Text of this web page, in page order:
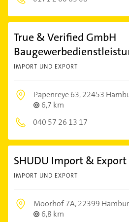
True & Verified GmbH
IMPORT UND EXPORT
Papenreye 63,22453
6,7 km
040 57 26 13 17
SHUDU Import & Export
IMPORT UND EXPORT
Moorhof 7A,22399
6,8 km